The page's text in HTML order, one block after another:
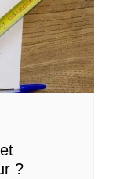
?